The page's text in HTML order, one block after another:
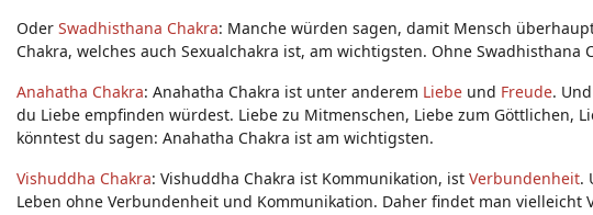
Oder Swadhisthana Chakra: Manche würden sagen, damit Mensch
Chakra, welches auch Sexualchakra ist, am wichtigsten. Ohne
Anahatha Chakra: Anahatha Chakra ist unter anderem Liebe und Freude.
du Liebe empfinden würdest. Liebe zu Mitmenschen, Liebe zum Göttlichen,
könntest du sagen: Anahatha Chakra ist am wichtigsten.
Vishuddha Chakra: Vishuddha Chakra ist Kommunikation, ist Verbundenheit.
Leben ohne Verbundenheit und Kommunikation. Daher findet man vielleicht